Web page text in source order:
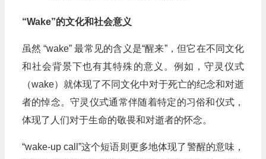
“Wake”的文化和社会意义
虽然 “wake” 最常见的含义是“醒来”，但它在不同文化
和社会背景下也有其特殊的意义。例如，守灵仪式
（wake）就体现了不同文化中对于死亡的纪念和对逝
者的悼念。守灵仪式通常伴随着特定的习俗和仪式，
体现了人们对于生命的敬畏和对逝者的怀念。
“wake-up call”这个短语则更多地体现了警醒的意味，